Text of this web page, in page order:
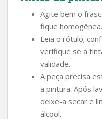
Agite bem o
fique homogênea.
Leia o rótulo;
verifique se a
validade.
A peça precisa
a pintura. Após
deixe-a secar e
álcool.